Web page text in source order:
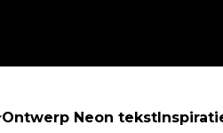
Ontwerp Neon tekst